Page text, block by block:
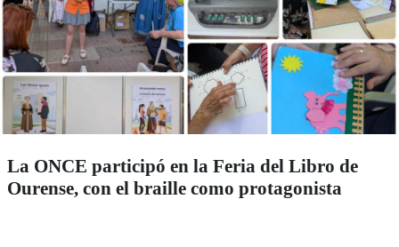
La ONCE participó en la Feria del Libro de
Ourense, con el braille como protagonista